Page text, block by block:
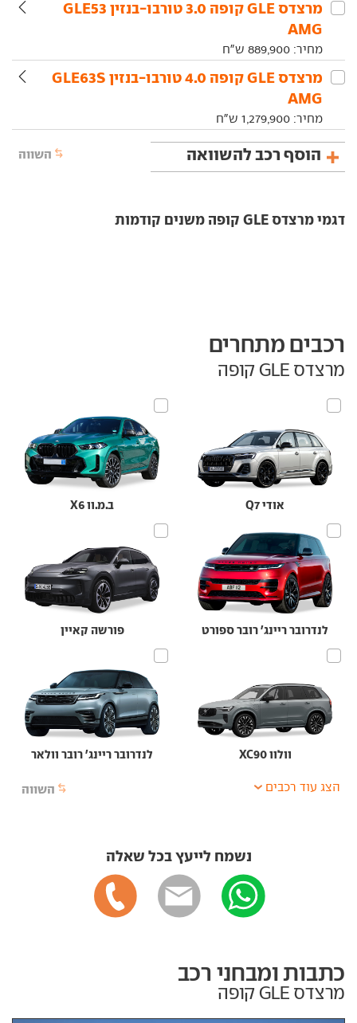
מרצדס‏ GLE קופה‏ 3.0 טורבו-בנזין GLE53
AMG
מחיר: 889,900 ש"ח
מרצדס‏ GLE קופה‏ 4.0 טורבו-בנזין GLE63S
AMG
מחיר: 1,279,900 ש"ח
הוסף רכב להשוואה השווה
דגמי מרצדס GLE קופה משנים קודמות
רכבים מתחרים
מרצדס GLE קופה
אודי Q7 ב.מ.וו X6
לנדרובר ריינג' רובר ספורט פורשה קאיין
וולוו XC90 לנדרובר ריינג' רובר וולאר
השווה הצג עוד רכבים
נשמח לייעץ בכל שאלה
כתבות ומבחני רכב
מרצדס GLE קופה